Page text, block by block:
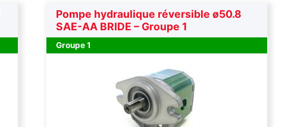
Pompe hydraulique réversible ø50.8
SAE-AA BRIDE – Groupe 1
Groupe 1